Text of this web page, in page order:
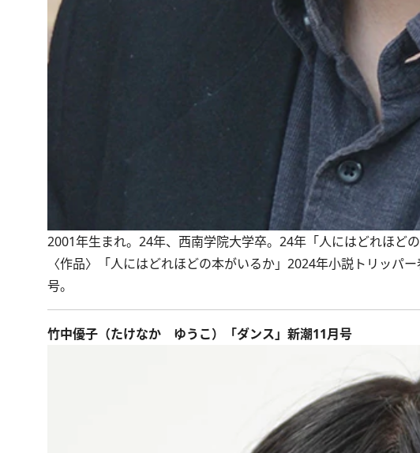
2001年生まれ。24年、西南学院大学卒。24年「人にはどれほど
〈作品〉「人にはどれほどの本がいるか」2024年小説トリッパ
号。
竹中優子（たけなか ゆうこ）「ダンス」新潮11月号